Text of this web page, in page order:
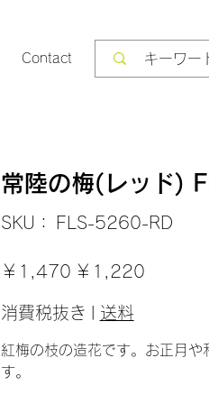
Contact
常陸の梅(レッド)
SKU：
FLS-
5260-
FLS-5260-RD
の
￥1,470
ー
格
￥1,220
消費税抜き 送料
紅梅の枝の造花です。お正月や
す。